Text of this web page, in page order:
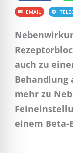
EMAIL
auch zu
Behandlung
mehr zu
einem Beta-